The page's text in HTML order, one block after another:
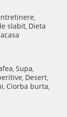
,
slabit, Dieta
, Supa,
, Desert,
, Ciorba burta,